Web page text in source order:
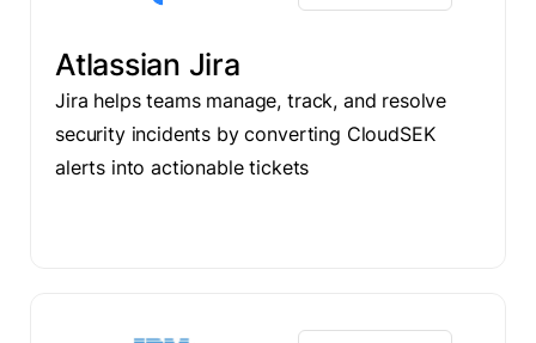
Atlassian Jira
Jira helps teams manage, track, and resolve
security incidents by converting CloudSEK
alerts into actionable tickets